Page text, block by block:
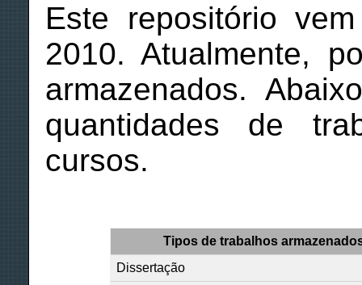
Este repositório
2010. Atualmente,
armazenados.
quantidades de
cursos.
Tipos de trabalhos
Dissertação